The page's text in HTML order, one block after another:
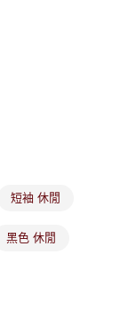
付」服務完成之交
狀況，依本公司即
取法律行動。
短袖 休閒
黑色 休閒